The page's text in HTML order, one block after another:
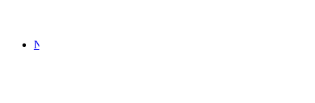
Naturschutz auf Tour